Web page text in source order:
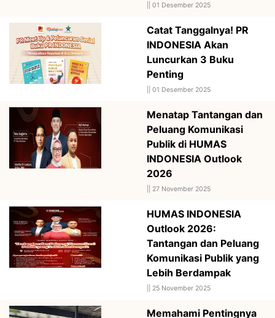
01 Desember 2025
Catat Tanggalnya! PR
INDONESIA Akan
Luncurkan 3 Buku
Penting
01 Desember 2025
Menatap Tantangan dan
Peluang Komunikasi
Publik di HUMAS
INDONESIA Outlook
2026
27 November 2025
HUMAS INDONESIA
Outlook 2026:
Tantangan dan Peluang
Komunikasi Publik yang
Lebih Berdampak
25 November 2025
Memahami Pentingnya